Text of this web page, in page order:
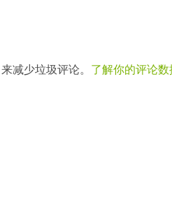
减少垃圾评论。 了解你的评论